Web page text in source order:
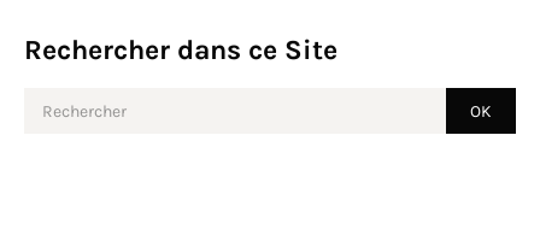
Rechercher dans ce Site